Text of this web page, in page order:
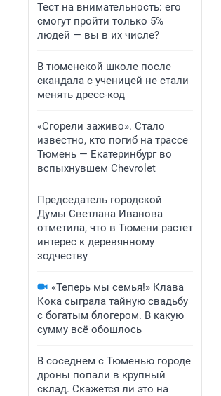
Тест на внимательность: его
смогут пройти только 5%
людей — вы в их числе?
В тюменской школе после
скандала с ученицей не стали
менять дресс-код
«Сгорели заживо». Стало
известно, кто погиб на трассе
Тюмень — Екатеринбург во
вспыхнувшем Chevrolet
Председатель городской
Думы Светлана Иванова
отметила, что в Тюмени растет
интерес к деревянному
зодчеству
«Теперь мы семья!» Клава
Кока сыграла тайную свадьбу
с богатым блогером. В какую
сумму всё обошлось
В соседнем с Тюменью городе
дроны попали в крупный
склад. Скажется ли это на